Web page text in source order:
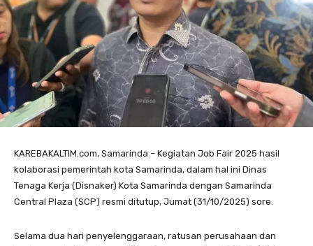
KAREBAKALTIM.com, Samarinda – Kegiatan Job Fair 2025 hasil
kolaborasi pemerintah kota Samarinda, dalam hal ini Dinas
Tenaga Kerja (Disnaker) Kota Samarinda dengan Samarinda
Central Plaza (SCP) resmi ditutup, Jumat (31/10/2025) sore.
Selama dua hari penyelenggaraan, ratusan perusahaan dan